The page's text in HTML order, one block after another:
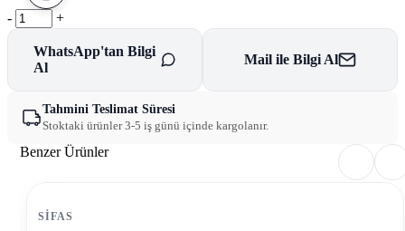
- +
WhatsApp'tan Bilgi
Al
Mail ile Bilgi Al
Tahmini Teslimat Süresi
Stoktaki ürünler 3-5 iş günü içinde kargolanır.
Benzer Ürünler
SIFAS